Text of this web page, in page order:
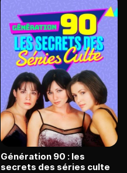
Génération 90 : les
secrets des séries culte